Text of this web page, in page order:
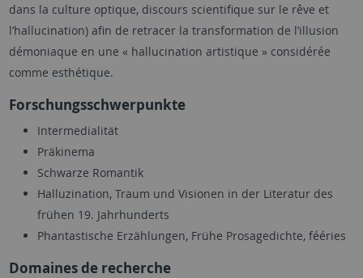
dans la culture optique, discours scientifique sur le rêve et
l’hallucination) afin de retracer la transformation de l’illusion
démoniaque en une « hallucination artistique » considérée
comme esthétique.
Forschungsschwerpunkte
Intermedialität
Präkinema
Schwarze Romantik
Halluzination, Traum und Visionen in der Literatur des
frühen 19. Jahrhunderts
Phantastische Erzählungen, Frühe Prosagedichte, fééries
Domaines de recherche